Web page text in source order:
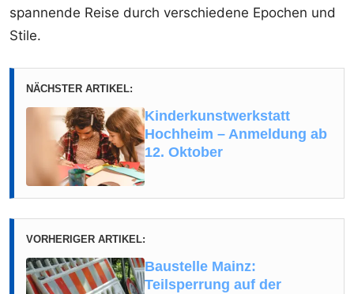
spannende Reise durch verschiedene Epochen und
Stile.
NÄCHSTER ARTIKEL:
Kinderkunstwerkstatt
Hochheim – Anmeldung ab
12. Oktober
VORHERIGER ARTIKEL:
Baustelle Mainz:
Teilsperrung auf der